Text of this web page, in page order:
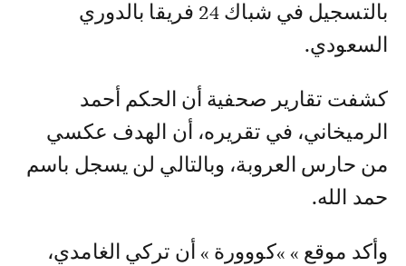
بالتسجيل في شباك 24 فريقا بالدوري
السعودي.
كشفت تقارير صحفية أن الحكم أحمد
الرميخاني، في تقريره، أن الهدف عكسي
من حارس العروبة، وبالتالي لن يسجل باسم
حمد الله.
وأكد موقع » »كووورة » أن تركي الغامدي،